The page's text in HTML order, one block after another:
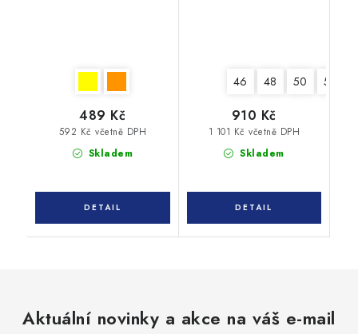
Skladem
592 Kč včetně DPH
489 Kč
46 48 50 52
Skladem
1 101 Kč včetně DPH
910 Kč
Aktuální novinky a akce na váš e-mail